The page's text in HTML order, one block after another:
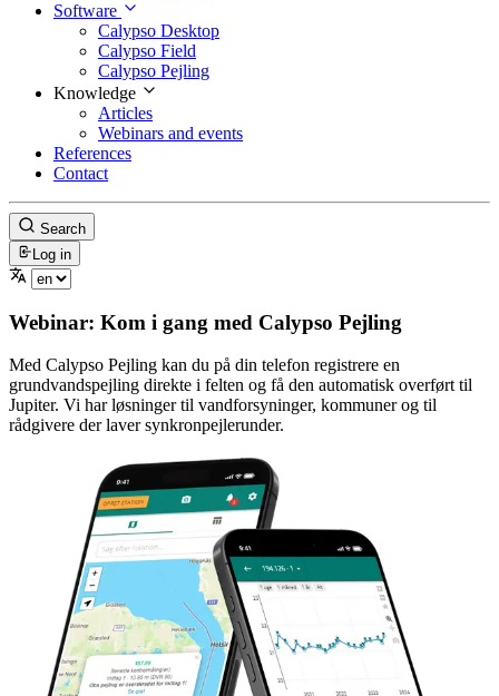
Software
Calypso Desktop
Calypso Field
Calypso Pejling
Knowledge
Articles
Webinars and events
References
Contact
Search
Log in
Webinar: Kom i gang med Calypso Pejling
Med Calypso Pejling kan du på din telefon registrere en
grundvandspejling direkte i felten og få den automatisk overført til
Jupiter. Vi har løsninger til vandforsyninger, kommuner og til
rådgivere der laver synkronpejlerunder.